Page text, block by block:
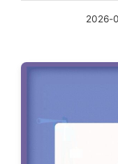
2026-